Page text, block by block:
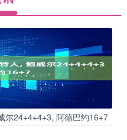
尔24+4+4+3, 阿德巴约16+7